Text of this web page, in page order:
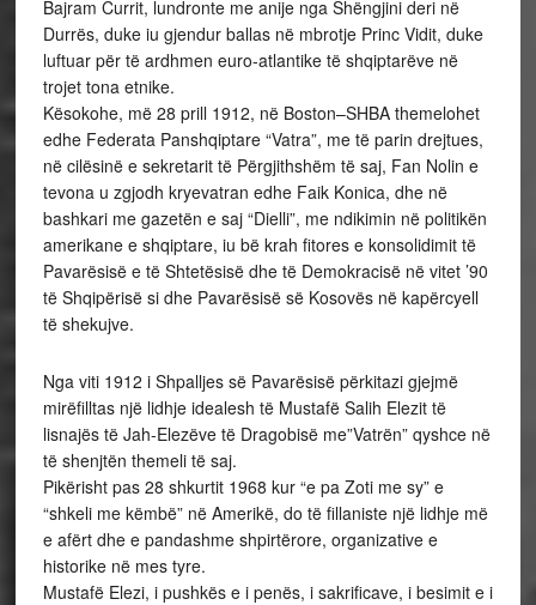
Bajram Currit, lundronte me anije nga Shëngjini deri në
Durrës, duke iu gjendur ballas në mbrotje Princ Vidit, duke
luftuar për të ardhmen euro-atlantike të shqiptarëve në
trojet tona etnike.
Kësokohe, më 28 prill 1912, në Boston–SHBA themelohet
edhe Federata Panshqiptare “Vatra”, me të parin drejtues,
në cilësinë e sekretarit të Përgjithshëm të saj, Fan Nolin e
tevona u zgjodh kryevatran edhe Faik Konica, dhe në
bashkari me gazetën e saj “Dielli”, me ndikimin në politikën
amerikane e shqiptare, iu bë krah fitores e konsolidimit të
Pavarësisë e të Shtetësisë dhe të Demokracisë në vitet ’90
të Shqipërisë si dhe Pavarësisë së Kosovës në kapërcyell
të shekujve.
Nga viti 1912 i Shpalljes së Pavarësisë përkitazi gjejmë
mirëfilltas një lidhje idealesh të Mustafë Salih Elezit të
lisnajës të Jah-Elezëve të Dragobisë me”Vatrën” qyshce në
të shenjtën themeli të saj.
Pikërisht pas 28 shkurtit 1968 kur “e pa Zoti me sy” e
“shkeli me këmbë” në Amerikë, do të fillaniste një lidhje më
e afërt dhe e pandashme shpirtërore, organizative e
historike në mes tyre.
Mustafë Elezi, i pushkës e i penës, i sakrificave, i besimit e i